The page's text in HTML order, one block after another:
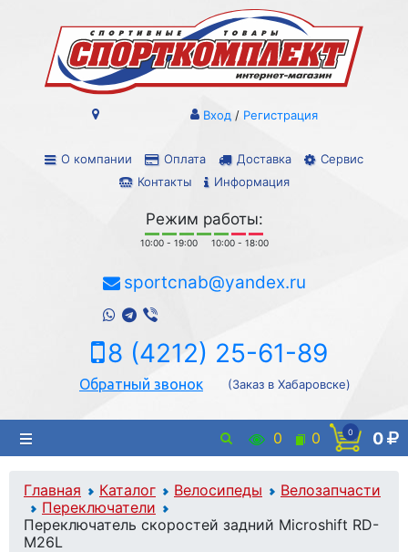
О компании Оплата Доставка
Сервис
Контакты
Информация
Вход / Регистрация
Режим работы:
10:00 - 19:00 10:00 - 18:00
sportcnab@yandex.ru
8 (4212) 25-61-89
Обратный звонок (Заказ в Хабаровске)
0 0 0 0
Главная Каталог Велосипеды
Велозапчасти
Переключатели
Переключатель скоростей задний Microshift RD-
M26L